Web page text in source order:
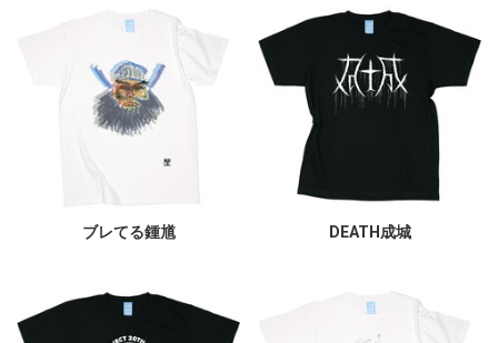
ブレてる鍾馗 DEATH成城